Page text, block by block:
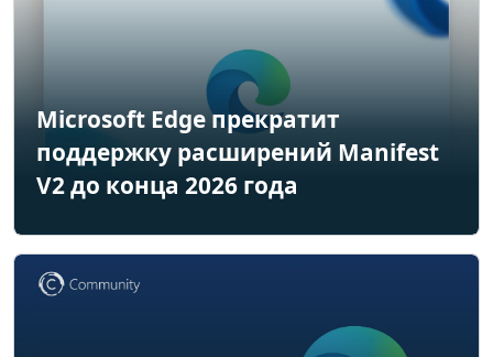
Microsoft Edge прекратит
поддержку расширений Manifest
V2 до конца 2026 года